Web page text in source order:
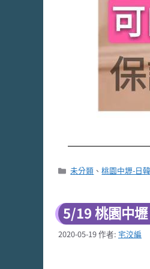
分
未分類 、桃園中壢-日韓
5/19 桃園中
2020-05-19作者: 宅洨編